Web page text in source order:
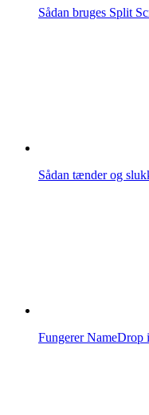
Sådan bruges Split
Sådan tænder og
Fungerer NameDrop